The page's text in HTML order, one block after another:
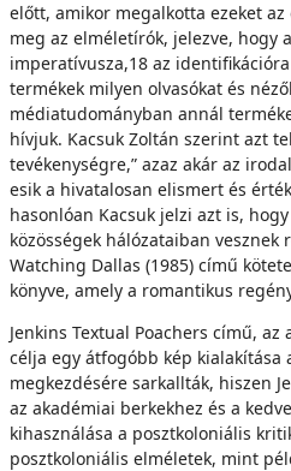
előtt, amikor megalkotta ezeket
meg az elméletírók, jelezve, hogy
imperatívusza,18 az
termékek milyen olvasókat és
médiatudományban annál
hívjuk. Kacsuk Zoltán szerint azt
tevékenységre,” azaz akár az
esik a hivatalosan elismert és
hasonlóan Kacsuk jelzi azt is,
közösségek hálózataiban
Watching Dallas (1985) című
könyve, amely a romantikus
Jenkins Textual Poachers című,
célja egy átfogóbb kép kialakítása
megkezdésére sarkallták, hiszen
az akadémiai berkekhez és a
kihasználása a posztkoloniális
posztkoloniális elméletek, mint